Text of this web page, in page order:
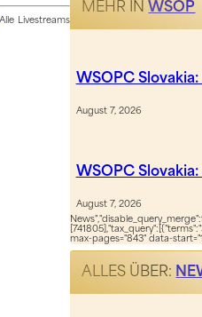
Livestreams
MEHR IN WSOP
WSOPC
August 7, 2026
WSOPC
August 7, 2026
max-pages="843" data-
ALLES ÜBER: